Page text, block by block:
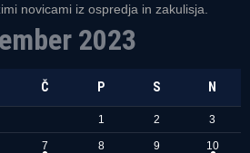
novicami iz ospredja in zakulisja.
2023
Č P S N
1 2 3
7 8 9 10